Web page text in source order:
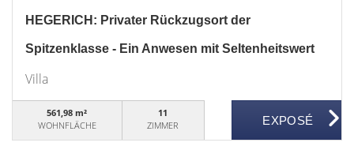
HEGERICH: Privater Rückzugsort der
Spitzenklasse - Ein Anwesen mit Seltenheitswert
Villa
561,98 m²
WOHNFLÄCHE
11
ZIMMER